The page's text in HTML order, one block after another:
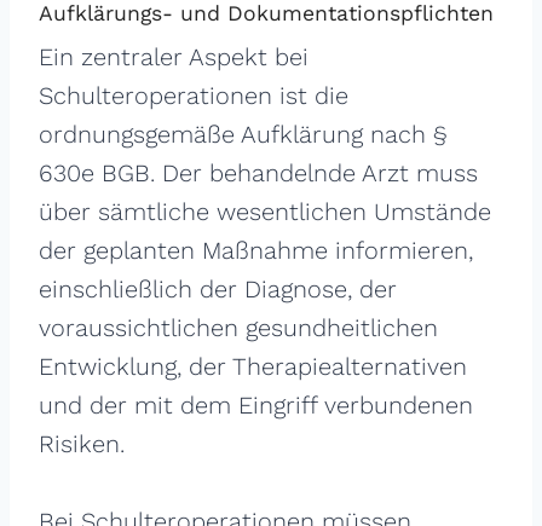
Aufklärungs- und Dokumentationspflichten
Ein zentraler Aspekt bei
Schulteroperationen ist die
ordnungsgemäße Aufklärung nach §
630e BGB. Der behandelnde Arzt muss
über sämtliche wesentlichen Umstände
der geplanten Maßnahme informieren,
einschließlich der Diagnose, der
voraussichtlichen gesundheitlichen
Entwicklung, der Therapiealternativen
und der mit dem Eingriff verbundenen
Risiken.